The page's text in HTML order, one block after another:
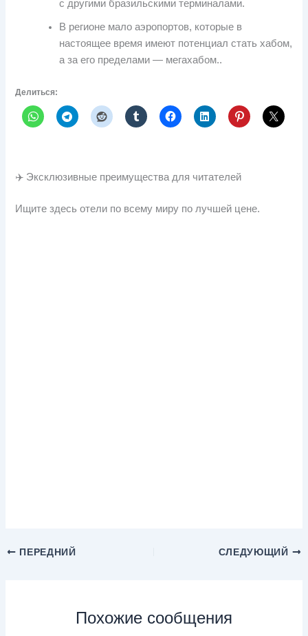
с другими бразильскими терминалами.
В регионе мало аэропортов, которые в
настоящее время имеют потенциал стать хабом,
а за его пределами — мегахабом..
Делиться:
✈️ Эксклюзивные преимущества для читателей
Ищите здесь отели по всему миру по лучшей цене.
ПЕРЕДНИЙ СЛЕДУЮЩИЙ
Похожие сообщения